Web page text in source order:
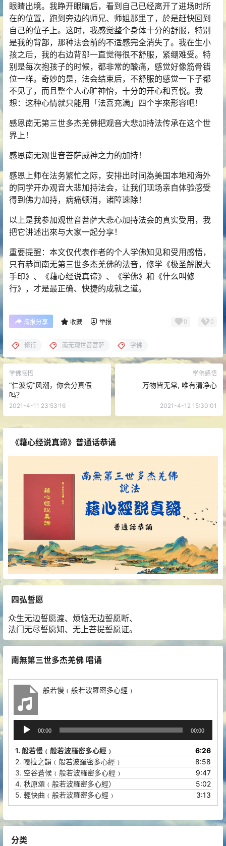
眼睛出境。我睁开眼睛后，看到自己已经离开了进场时所
在的位置，跑到旁边的师兄、师姐那里了，於是赶快回到
自己的位子上。这时，我感觉整个身体十分的舒服，特别
是我的背部，那种法会前的不适感完全消失了。我在生小
孩之后，我的右边背部一直觉得很不舒服，紧绷难受。特
别是每次抱孩子的时候，都非常的酸痛，感觉好像筋骨错
位一样。奇妙的是，法会结束后，不舒服的感觉一下子都
不见了，而且整个人心旷神怡，十分的开心和喜悦。我
想：这种心情就只能用「法喜充满」四个字來形容吧！
感恩南无第三世多杰羌佛把观音大悲加持法传承在这个世
界上！
感恩南无观世音菩萨威神之力的加持！
感恩上师在法务繁忙之际，安排出时间為美国本地和海外
的同学开办观音大悲加持法会，让我们现场亲自体验感受
得到佛力加持，病痛顿消，诸障速除！
以上是我参加观世音菩萨大悲心加持法会的真实受用，我
把它讲述出來与大家一起分享！
重要提醒：本文仅代表作者的个人学佛知见和受用感悟，
只有恭闻南无第三世多杰羌佛的法音，修学《极圣解脱大
手印》、《藉心经说真谛》、《学佛》和《什么叫修
行》，才是最正确、快捷的成就之道。
海报分享 收藏 举报 0 0
修行 南无观世音菩萨 学佛
学佛感悟
“仁波切”风潮，你会分真假
吗？
2021-4-11 23:53:16
学佛感悟
万物皆无常, 唯有清净心
2021-4-12 15:30:01
《藉心经说真谛》普通话恭诵
四弘誓愿
众生无边誓愿渡、烦恼无边誓愿断、
法门无尽誓愿知、无上菩提誓愿证。
南無第三世多杰羌佛 唱诵
般若慢﹙般若波羅密多心經﹚
播
放
器
00:00 00:00
1. 般若慢﹙般若波羅密多心經﹚
6:26
2. 嘎拉之韻﹙般若波羅密多心經﹚
8:58
3. 空谷蒼候﹙般若波羅密多心經﹚
9:47
4. 秋原頌﹙般若波羅密多心經）
5:02
5. 輕快曲﹙般若波羅密多心經﹚ 3:13
分类